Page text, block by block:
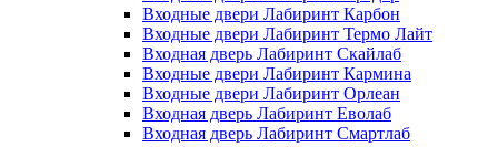
Входные двери Лабиринт Карбон
Входные двери Лабиринт Термо Лайт
Входная дверь Лабиринт Скайлаб
Входные двери Лабиринт Кармина
Входные двери Лабиринт Орлеан
Входная дверь Лабиринт Еволаб
Входная дверь Лабиринт Смартлаб